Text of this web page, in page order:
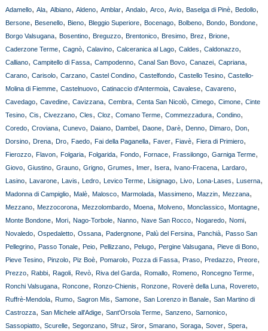
Adamello, Ala, Albiano, Aldeno, Amblar, Andalo, Arco, Avio, Baselga di Pinè, Bedollo,
Bersone, Besenello, Bieno, Bleggio Superiore, Bocenago, Bolbeno, Bondo, Bondone,
Borgo Valsugana, Bosentino, Breguzzo, Brentonico, Bresimo, Brez, Brione,
Caderzone Terme, Cagnò, Calavino, Calceranica al Lago, Caldes, Caldonazzo,
Calliano, Campitello di Fassa, Campodenno, Canal San Bovo, Canazei, Capriana,
Carano, Carisolo, Carzano, Castel Condino, Castelfondo, Castello Tesino, Castello-
Molina di Fiemme, Castelnuovo, Catinaccio d'Antermoia, Cavalese, Cavareno,
Cavedago, Cavedine, Cavizzana, Cembra, Centa San Nicolò, Cimego, Cimone, Cinte
Tesino, Cis, Civezzano, Cles, Cloz, Comano Terme, Commezzadura, Condino,
Coredo, Croviana, Cunevo, Daiano, Dambel, Daone, Darè, Denno, Dimaro, Don,
Dorsino, Drena, Dro, Faedo, Fai della Paganella, Faver, Fiavè, Fiera di Primiero,
Fierozzo, Flavon, Folgaria, Folgarida, Fondo, Fornace, Frassilongo, Garniga Terme,
Giovo, Giustino, Grauno, Grigno, Grumes, Imer, Isera, Ivano-Fracena, Lardaro,
Lasino, Lavarone, Lavis, Ledro, Levico Terme, Lisignago, Livo, Lona-Lases, Luserna,
Madonna di Campiglio, Malè, Malosco, Marmolada, Massimeno, Mazzin, Mezzana,
Mezzano, Mezzocorona, Mezzolombardo, Moena, Molveno, Monclassico, Montagne,
Monte Bondone, Mori, Nago-Torbole, Nanno, Nave San Rocco, Nogaredo, Nomi,
Novaledo, Ospedaletto, Ossana, Padergnone, Palù del Fersina, Panchià, Passo San
Pellegrino, Passo Tonale, Peio, Pellizzano, Pelugo, Pergine Valsugana, Pieve di Bono,
Pieve Tesino, Pinzolo, Piz Boè, Pomarolo, Pozza di Fassa, Praso, Predazzo, Preore,
Prezzo, Rabbi, Ragoli, Revò, Riva del Garda, Romallo, Romeno, Roncegno Terme,
Ronchi Valsugana, Roncone, Ronzo-Chienis, Ronzone, Roverè della Luna, Rovereto,
Ruffrè-Mendola, Rumo, Sagron Mis, Samone, San Lorenzo in Banale, San Martino di
Castrozza, San Michele all'Adige, Sant'Orsola Terme, Sanzeno, Sarnonico,
Sassopiatto, Scurelle, Segonzano, Sfruz, Siror, Smarano, Soraga, Sover, Spera,